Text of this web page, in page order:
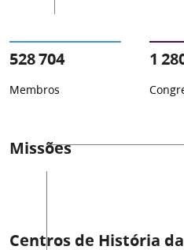
528 704
Membros
1
Missões
Centros de História